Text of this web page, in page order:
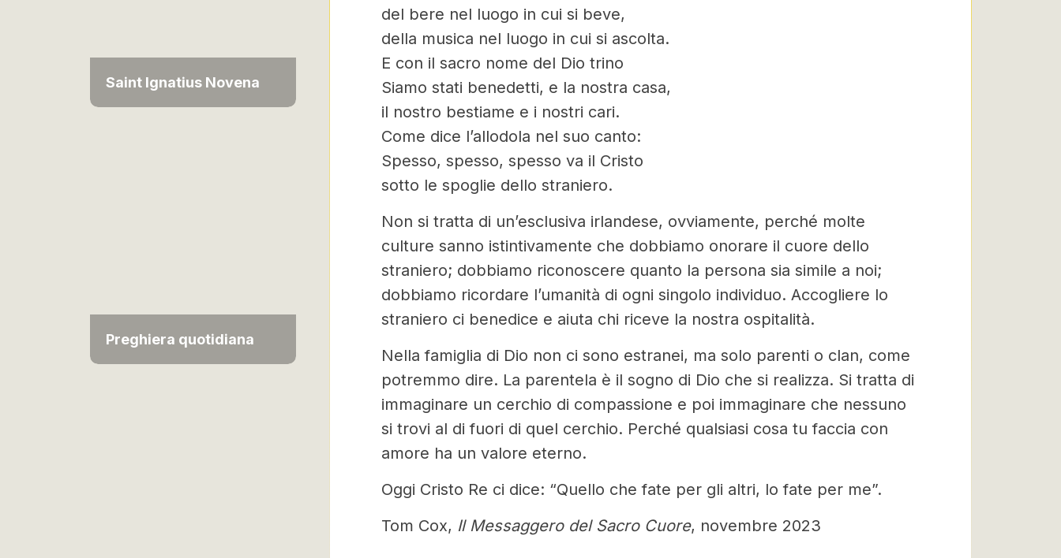
Saint Ignatius Novena
Preghiera quotidiana
del bere nel luogo in cui si beve,
della musica nel luogo in cui si ascolta.
E con il sacro nome del Dio trino
Siamo stati benedetti, e la nostra casa,
il nostro bestiame e i nostri cari.
Come dice l’allodola nel suo canto:
Spesso, spesso, spesso va il Cristo
sotto le spoglie dello straniero.
Non si tratta di un’esclusiva irlandese, ovviamente, perché molte
culture sanno istintivamente che dobbiamo onorare il cuore dello
straniero; dobbiamo riconoscere quanto la persona sia simile a noi;
dobbiamo ricordare l’umanità di ogni singolo individuo. Accogliere lo
straniero ci benedice e aiuta chi riceve la nostra ospitalità.
Nella famiglia di Dio non ci sono estranei, ma solo parenti o clan, come
potremmo dire. La parentela è il sogno di Dio che si realizza. Si tratta di
immaginare un cerchio di compassione e poi immaginare che nessuno
si trovi al di fuori di quel cerchio. Perché qualsiasi cosa tu faccia con
amore ha un valore eterno.
Oggi Cristo Re ci dice: “Quello che fate per gli altri, lo fate per me”.
Tom Cox, Il Messaggero del Sacro Cuore, novembre 2023